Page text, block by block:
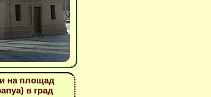
на площад
в град